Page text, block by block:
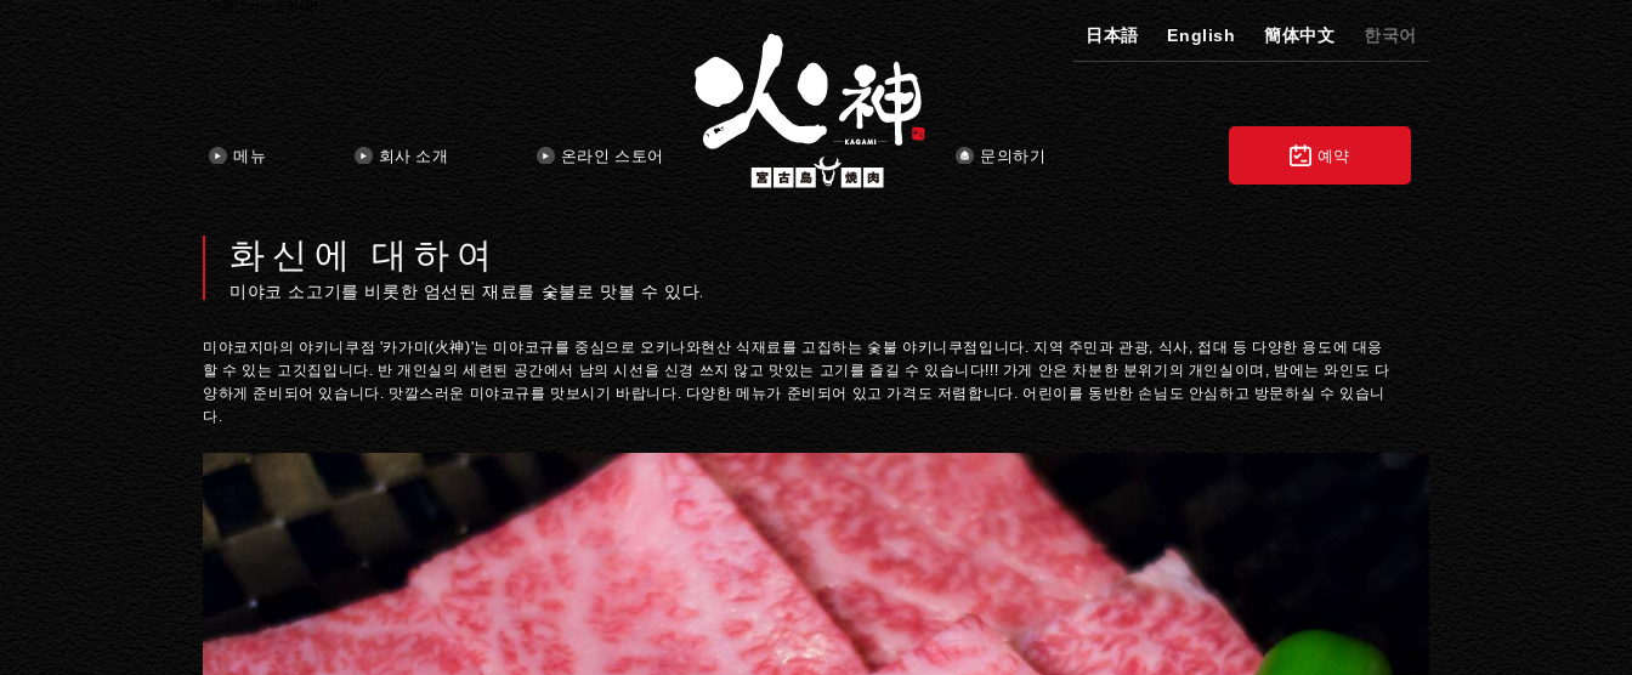
메뉴 회사 소개 온라인 스토어 문의하기 예약
日本語 English 簡体中文 한국어
화신에 대하여
미야코 소고기를 비롯한 엄선된 재료를 숯불로 맛볼 수 있다.
미야코지마의 야키니쿠점 '카가미(火神)'는 미야코규를 중심으로 오키나와현산 식재료를 고집하는 숯불 야키니쿠점입니다. 지역 주민과 관광, 식사, 접대 등 다양한 용도에 대응
할 수 있는 고깃집입니다. 반 개인실의 세련된 공간에서 남의 시선을 신경 쓰지 않고 맛있는 고기를 즐길 수 있습니다!!! 가게 안은 차분한 분위기의 개인실이며, 밤에는 와인도 다
양하게 준비되어 있습니다. 맛깔스러운 미야코규를 맛보시기 바랍니다. 다양한 메뉴가 준비되어 있고 가격도 저렴합니다. 어린이를 동반한 손님도 안심하고 방문하실 수 있습니
다.